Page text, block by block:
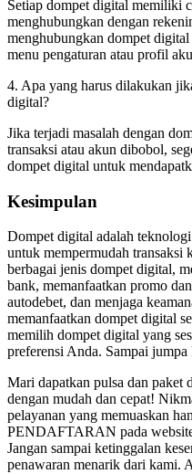
Setiap dompet digital memiliki
menghubungkan dengan
menghubungkan dompet
menu pengaturan atau profil
4. Apa yang harus dilakukan
digital?
Jika terjadi masalah dengan
transaksi atau akun dibobol,
dompet digital untuk
Kesimpulan
Dompet digital adalah
untuk mempermudah transaksi
berbagai jenis dompet digital,
bank, memanfaatkan promo
autodebet, dan menjaga
memanfaatkan dompet digital
memilih dompet digital yang
preferensi Anda. Sampai
Mari dapatkan pulsa dan paket
dengan mudah dan cepat!
pelayanan yang memuaskan
PENDAFTARAN pada
Jangan sampai ketinggalan
penawaran menarik dari kami.